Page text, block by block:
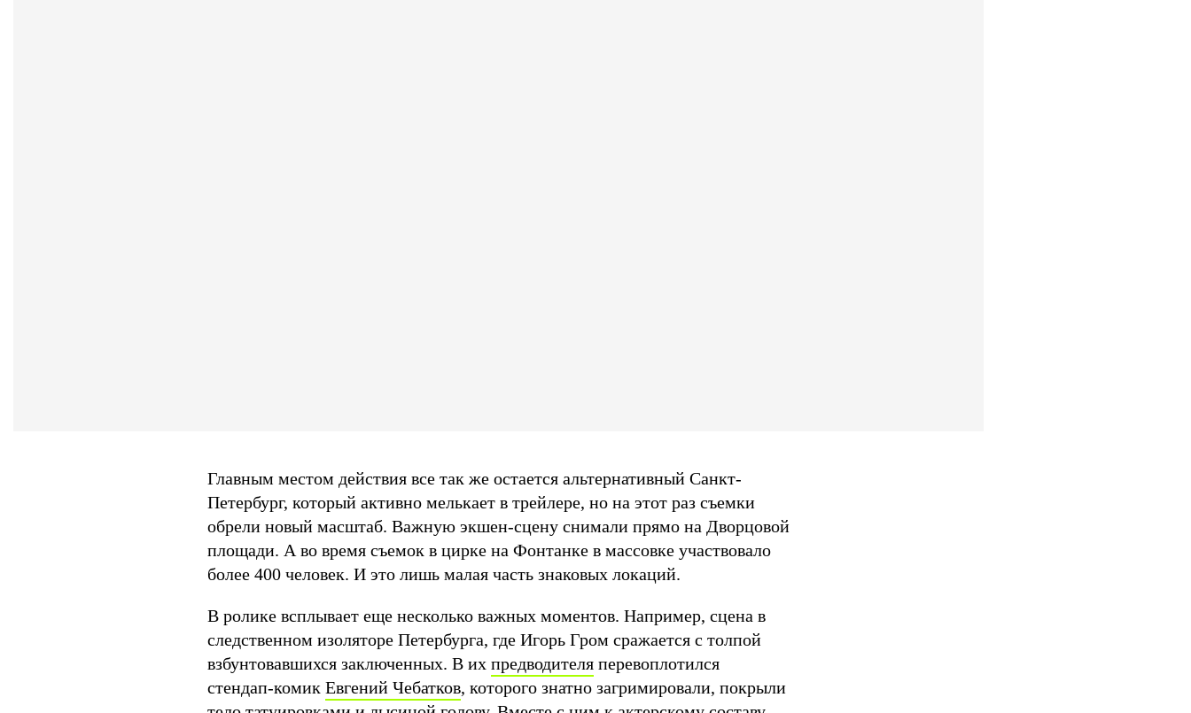
Главным местом действия все так же остается альтернативный Санкт-
Петербург, который активно мелькает в трейлере, но на этот раз съемки
обрели новый масштаб. Важную экшен-сцену снимали прямо на Дворцовой
площади. А во время съемок в цирке на Фонтанке в массовке участвовало
более 400 человек. И это лишь малая часть знаковых локаций.
В ролике всплывает еще несколько важных моментов. Например, сцена в
следственном изоляторе Петербурга, где Игорь Гром сражается с толпой
взбунтовавшихся заключенных. В их предводителя перевоплотился
стендап-комик Евгений Чебатков, которого знатно загримировали, покрыли